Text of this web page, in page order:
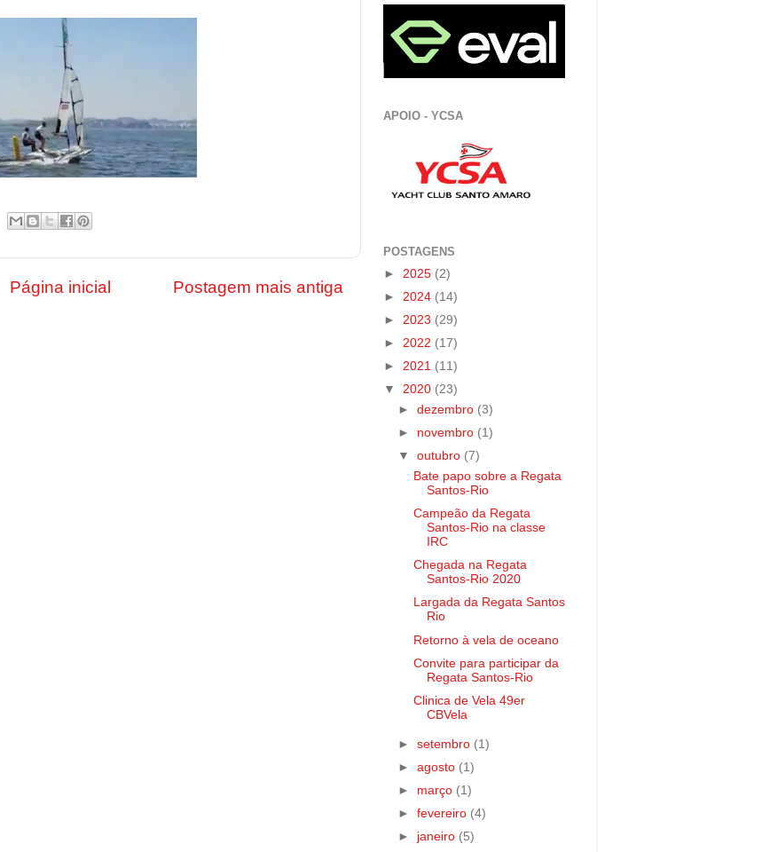
Postagem mais antiga
Página inicial
APOIO - YCSA
POSTAGENS
► 2025 (2)
► 2024 (14)
► 2023 (29)
► 2022 (17)
► 2021 (11)
▼ 2020 (23)
►dezembro (3)
► novembro (1)
▼outubro (7)
Bate papo sobre a Regata
Santos-Rio
Campeão da Regata
Santos-Rio na classe
IRC
Chegada na Regata
Santos-Rio 2020
Largada da Regata Santos
Rio
Retorno à vela de oceano
Convite para participar da
Regata Santos-Rio
Clinica de Vela 49er
CBVela
►setembro (1)
►agosto (1)
► março (1)
►fevereiro (4)
► janeiro (5)